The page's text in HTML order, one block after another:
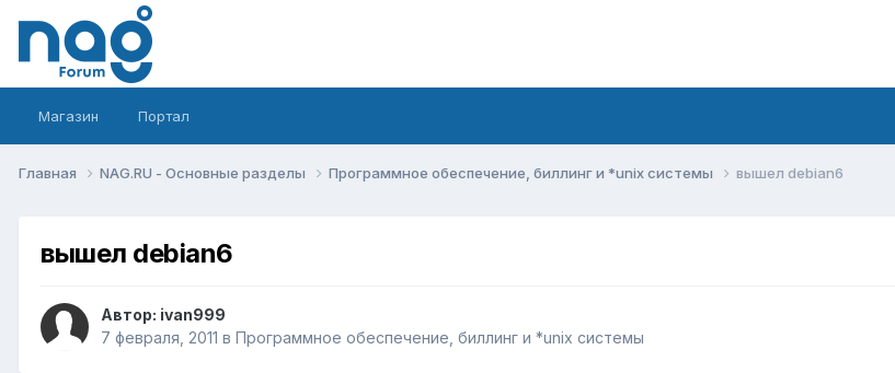
Магазин Портал
Главная NAG.RU - Основные разделы Программное обеспечение, биллинг и *unix системы вышел debian6
вышел debian6
Автор: ivan999
7 февраля, 2011 в Программное обеспечение, биллинг и *unix системы